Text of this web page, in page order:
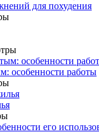
для похудения
особенности работы